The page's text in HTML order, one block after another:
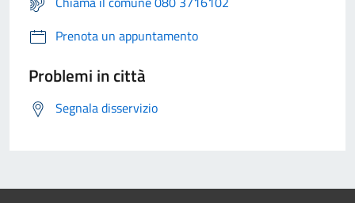
Prenota un appuntamento
Problemi in città
Segnala disservizio